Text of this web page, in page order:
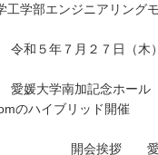
工学部エンジニアリン
年７月２７日（木）
学南加記念ホール（
のハイブリッド開催
開会挨拶 愛媛大